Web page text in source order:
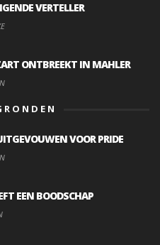
VERTELLER
ONTBREEKT IN MAHLER
VOOR PRIDE
EEN BOODSCHAP